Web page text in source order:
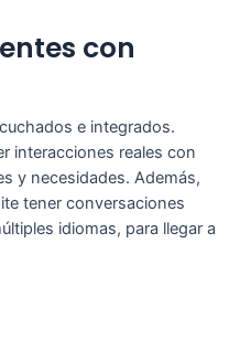
con
e integrados.
interacciones reales con
y necesidades. Además,
tener conversaciones
idiomas, para llegar a